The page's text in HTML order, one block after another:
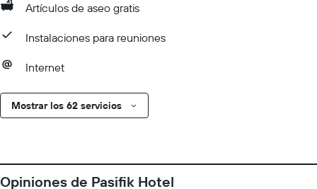
Artículos de aseo gratis
Instalaciones para reuniones
Internet
Mostrar los 62 servicios
Opiniones de Pasifik Hotel